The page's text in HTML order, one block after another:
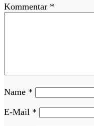
Kommentar *
Name *
E-Mail *